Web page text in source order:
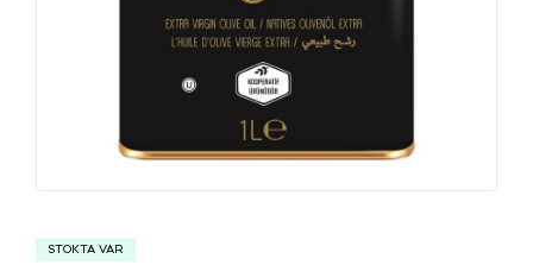
STOKTA VAR